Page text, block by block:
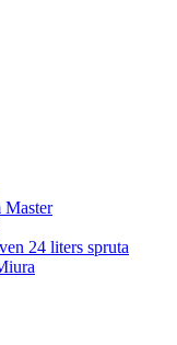
Master
24 liters spruta